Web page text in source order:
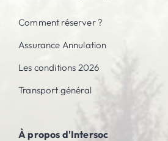
Comment réserver ?
Assurance Annulation
Les conditions 2026
Transport général
À propos d'Intersoc